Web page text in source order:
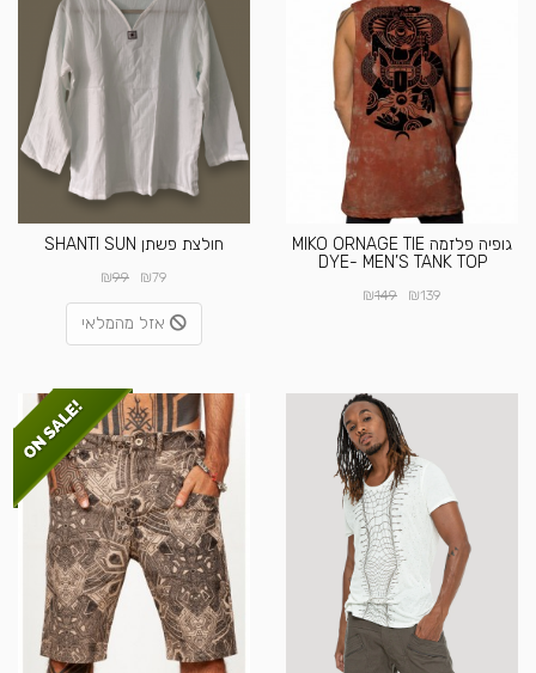
גופיה פלזמה MIKO ORNAGE TIE
DYE- MEN’S TANK TOP
₪139
₪149
חולצת פשתן SHANTI SUN
₪79
₪99
אזל מהמלאי